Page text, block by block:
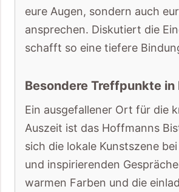
eure Augen, sondern auch
ansprechen. Diskutiert die
schafft so eine tiefere
Besondere Treffpunkte in
Ein ausgefallener Ort für die
Auszeit ist das Hoffmanns
sich die lokale Kunstszene
und inspirierenden
warmen Farben und die